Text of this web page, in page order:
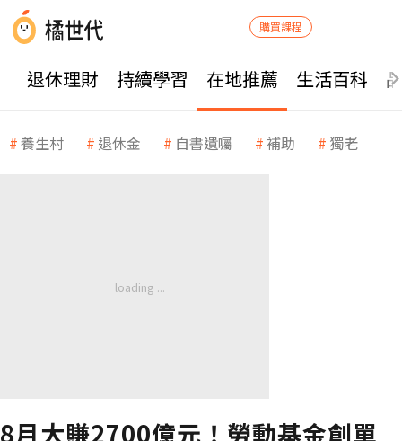
購買課程
退休理財 持續學習 在地推薦 生活百科
養生村 退休金 自書遺囑 補助 獨老
8月大賺2700億元！勞動基金創單